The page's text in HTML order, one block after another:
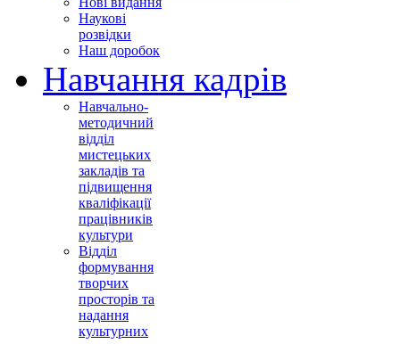
Наукові
розвідки
Наш доробок
Навчання кадрів
Навчально-
методичний
відділ
мистецьких
закладів та
підвищення
кваліфікації
працівників
культури
Відділ
формування
творчих
просторів та
надання
культурних